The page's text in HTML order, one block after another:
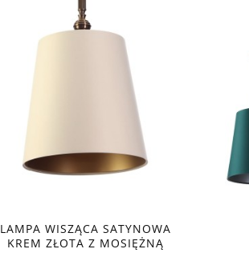
LAMPA WISZĄCA SATYNOWA
KREM ZŁOTA Z MOSIĘŻNĄ